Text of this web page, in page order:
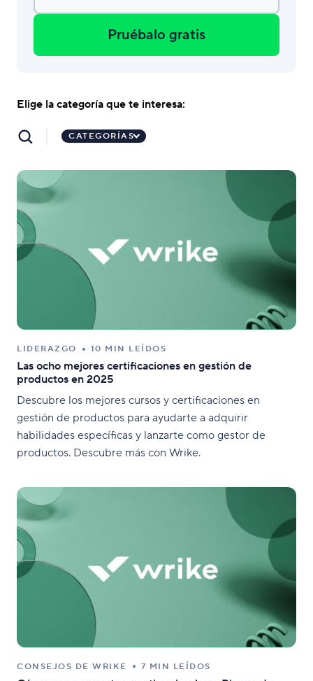
Pruébalo gratis
Elige la categoría que te interesa:
CATEGORÍAS
LIDERAZGO 10 MIN LEÍDOS
Las ocho mejores certificaciones en gestión de
productos en 2025
Descubre los mejores cursos y certificaciones en
gestión de productos para ayudarte a adquirir
habilidades específicas y lanzarte como gestor de
productos. Descubre más con Wrike.
CONSEJOS DE WRIKE 7 MIN LEÍDOS